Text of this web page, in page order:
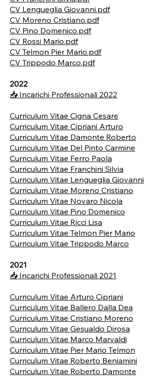
CV Lengueglia Giovanni.pdf
CV Moreno Cristiano.pdf
CV Pino Domenico.pdf
CV Rossi Mario.pdf
CV Telmon Pier Mario.pdf
CV Trippodo Marco.pdf
2022
📥 Incarichi Professionali 2022
Curriculum Vitae Cigna Cesare
Curriculum Vitae Cipriani Arturo
Curriculum Vitae Damonte Roberto
Curriculum Vitae Del Pinto Carmine
Curriculum Vitae Ferro Paola
Curriculum Vitae Franchini Silvia
Curriculum Vitae Lengueglia Giovanni
Curriculum Vitae Moreno Cristiano
Curriculum Vitae Novaro Nicola
Curriculum Vitae Pino Domenico
Curriculum Vitae Ricci Lisa
Curriculum Vitae Telmon Pier Mario
Curriculum Vitae Trippodo Marco
2021
📥 Incarichi Professionali 2021
Curriculum Vitae Arturo Cipriani
Curriculum Vitae Ballero Dalla Dea
Curriculum Vitae Cristiano Moreno
Curriculum Vitae Gesualdo Dirosa
Curriculum Vitae Marco Marvaldi
Curriculum Vitae Pier Mario Telmon
Curriculum Vitae Roberto Beniamini
Curriculum Vitae Roberto Damonte